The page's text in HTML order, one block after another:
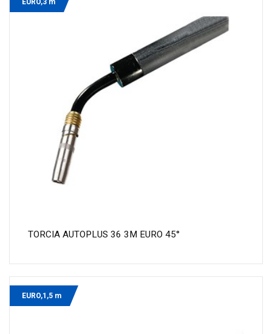
TORCIA AUTOPLUS 36 3M EURO 45°
EURO,1,5 m